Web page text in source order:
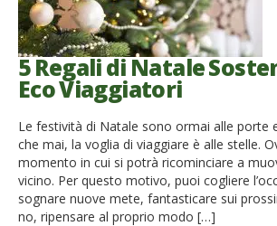
5 Regali di Natale
Eco Viaggiatori
Le festività di Natale sono ormai alle porte
che mai, la voglia di viaggiare è alle stelle.
momento in cui si potrà ricominciare a
vicino. Per questo motivo, puoi cogliere
sognare nuove mete, fantasticare sui
no, ripensare al proprio modo […]